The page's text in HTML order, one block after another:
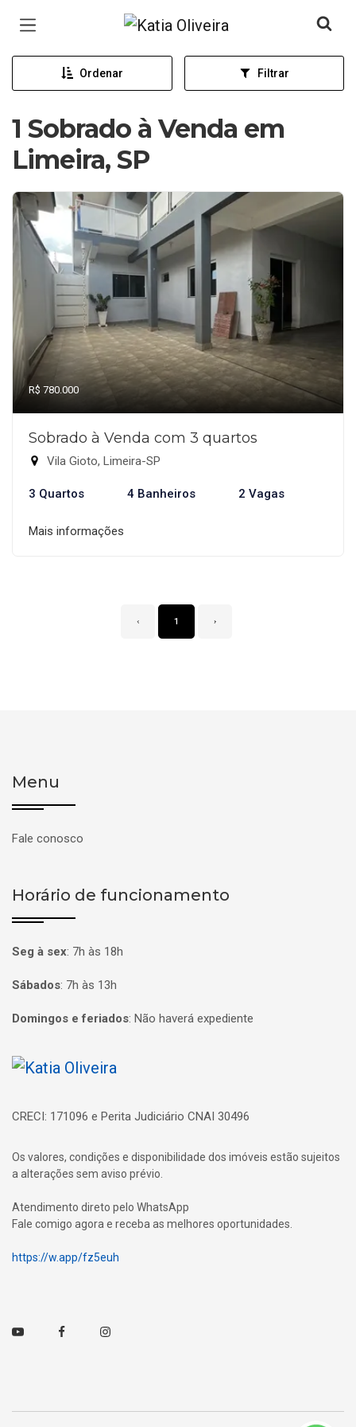
Página inicial
Ordenar Filtrar
1 Sobrado à Venda em
Limeira, SP
R$ 780.000
Sobrado à Venda com 3 quartos
Vila Gioto, Limeira-SP
3 Quartos 4 Banheiros 2 Vagas
Mais informações
‹ 1 ›
Menu
Fale conosco
Horário de funcionamento
Seg à sex: 7h às 18h
Sábados: 7h às 13h
Domingos e feriados: Não haverá expediente
Página inicial
CRECI: 171096 e Perita Judiciário CNAI 30496
Os valores, condições e disponibilidade dos imóveis estão sujeitos
a alterações sem aviso prévio.
Atendimento direto pelo WhatsApp
Fale comigo agora e receba as melhores oportunidades.
https://w.app/fz5euh
Youtube FacebookInstagram